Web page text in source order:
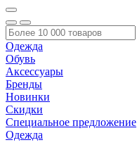
Одежда
Обувь
Аксессуары
Бренды
Новинки
Скидки
Специальное предложение
Одежда